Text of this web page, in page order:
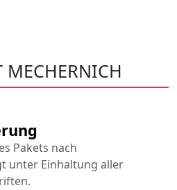
MECHERNICH
Pakets nach
unter Einhaltung aller